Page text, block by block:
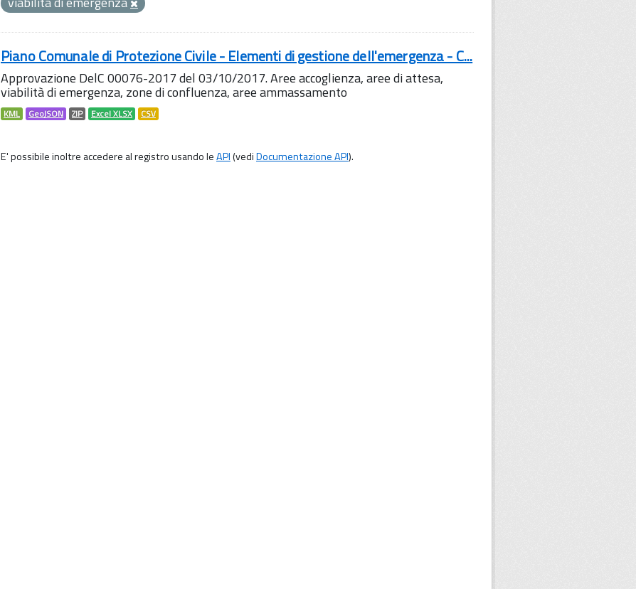
Piano Comunale di Protezione Civile - Elementi di gestione dell'emergenza - C...
Approvazione DelC 00076-2017 del 03/10/2017. Aree accoglienza, aree di attesa,
viabilità di emergenza, zone di confluenza, aree ammassamento
KML GeoJSON ZIP Excel XLSX CSV
E' possibile inoltre accedere al registro usando leAPI(vediDocumentazione API).